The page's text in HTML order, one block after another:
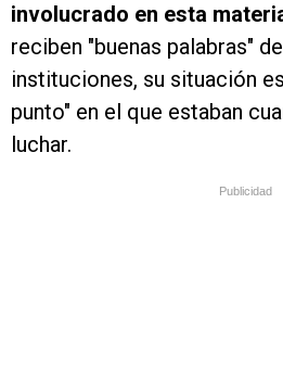
involucrado en esta
reciben "buenas palabras"
instituciones, su situación
punto" en el que estaban
luchar.
Publicidad